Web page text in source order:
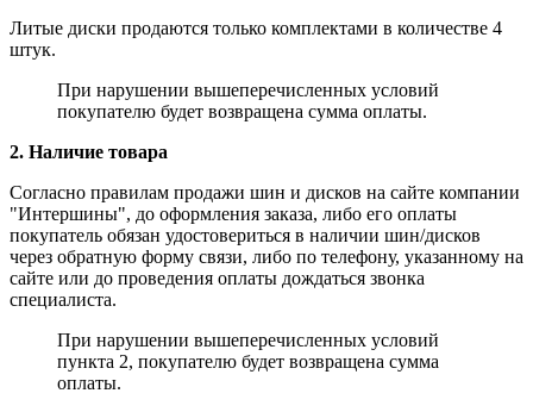
Литые диски продаются только комплектами в количестве 4
штук.
При нарушении вышеперечисленных условий
покупателю будет возвращена сумма оплаты.
2. Наличие товара
Согласно правилам продажи шин и дисков на сайте компании
"Интершины", до оформления заказа, либо его оплаты
покупатель обязан удостовериться в наличии шин/дисков
через обратную форму связи, либо по телефону, указанному на
сайте или до проведения оплаты дождаться звонка
специалиста.
При нарушении вышеперечисленных условий
пункта 2, покупателю будет возвращена сумма
оплаты.